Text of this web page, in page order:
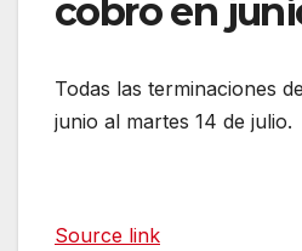
cobro en
Todas las terminaciones
junio al martes 14 de julio.
Source link